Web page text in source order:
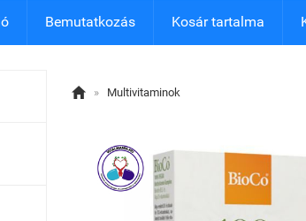
Bemutatkozás Kosár tartalma
 » Multivitaminok